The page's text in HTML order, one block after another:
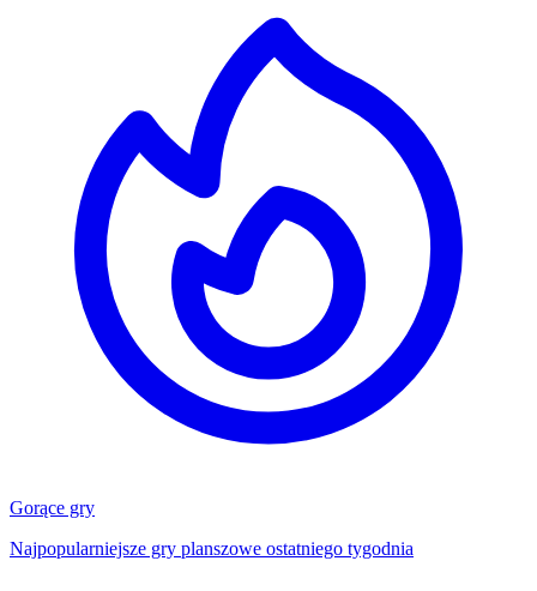
Gorące gry
Najpopularniejsze gry planszowe ostatniego tygodnia